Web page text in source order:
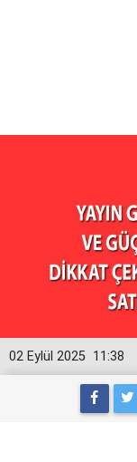
11:38
02 Eylül 2025